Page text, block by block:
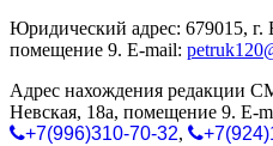
Юридический адрес: 679015, г.
помещение 9. E-mail:
Адрес нахождения редакции
Невская, 18а, помещение 9. E-
+7(996)310-70-32,